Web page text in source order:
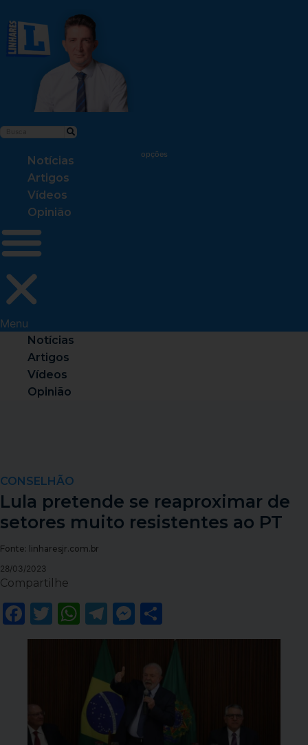
Notícias
Artigos
Vídeos
Opinião
Menu
Notícias
Artigos
Vídeos
Opinião
CONSELHÃO
Lula pretende se reaproximar de
setores muito resistentes ao PT
Fonte: linharesjr.com.br
28/03/2023
Compartilhe
Facebook
Twitter
WhatsApp
Telegram
Messenger